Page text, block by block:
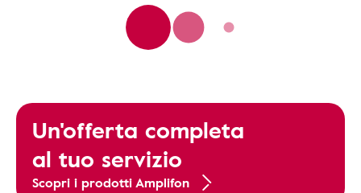
Un'offerta completa
al tuo servizio
Scopri i prodotti Amplifon